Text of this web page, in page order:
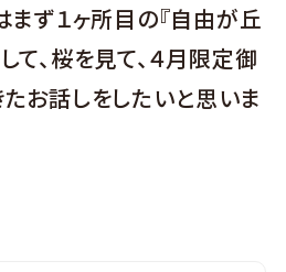
まず１ヶ所目の『自由が丘
て、桜を見て、４月限定御
お話しをしたいと思いま